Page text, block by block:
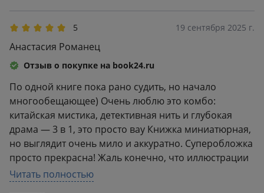
моментов и локаций.
5 19 сентября 2025 г.
Анастасия Романец
Отзыв о покупке на book24.ru
По одной книге пока рано судить, но начало
многообещающее) Очень люблю это комбо:
китайская мистика, детективная нить и глубокая
драма — 3 в 1, это просто вау Книжка миниатюрная,
но выглядит очень мило и аккуратно. Суперобложка
просто прекрасна! Жаль конечно, что иллюстрации
внутри ч/б, а не цветные, и много опечаток Будем
читать дальше
Читать полностью